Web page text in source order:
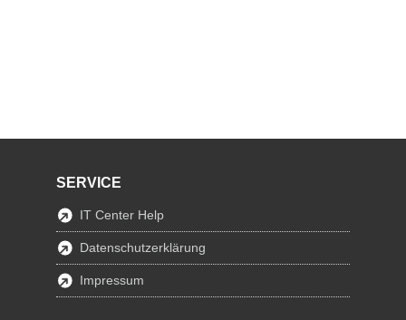
SERVICE
IT Center Help
Datenschutzerklärung
Impressum